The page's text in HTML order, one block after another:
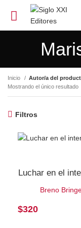
Inicio Autor/a del
Mostrando el único resultado
Filtros
Luchar en el
Breno
$320